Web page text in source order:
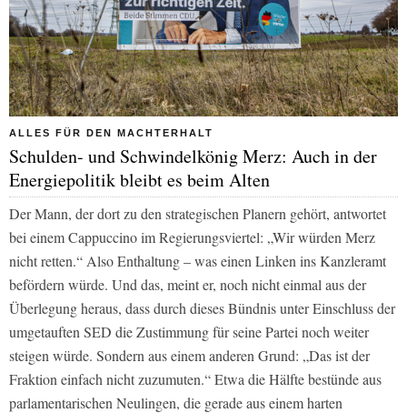
ALLES FÜR DEN MACHTERHALT
Schulden- und Schwindelkönig Merz: Auch in der
Energiepolitik bleibt es beim Alten
Der Mann, der dort zu den strategischen Planern gehört, antwortet
bei einem Cappuccino im Regierungsviertel: „Wir würden Merz
nicht retten.“ Also Enthaltung – was einen Linken ins Kanzleramt
befördern würde. Und das, meint er, noch nicht einmal aus der
Überlegung heraus, dass durch dieses Bündnis unter Einschluss der
umgetauften SED die Zustimmung für seine Partei noch weiter
steigen würde. Sondern aus einem anderen Grund: „Das ist der
Fraktion einfach nicht zuzumuten.“ Etwa die Hälfte bestünde aus
parlamentarischen Neulingen, die gerade aus einem harten